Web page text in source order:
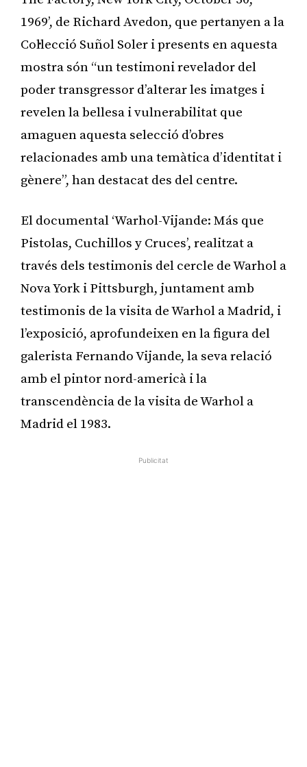
1969’, de Richard Avedon, que pertanyen a la
Col·lecció Suñol Soler i presents en aquesta
mostra són “un testimoni revelador del
poder transgressor d’alterar les imatges i
revelen la bellesa i vulnerabilitat que
amaguen aquesta selecció d’obres
relacionades amb una temàtica d’identitat i
gènere”, han destacat des del centre.
El documental ‘Warhol-Vijande: Más que
Pistolas, Cuchillos y Cruces’, realitzat a
través dels testimonis del cercle de Warhol a
Nova York i Pittsburgh, juntament amb
testimonis de la visita de Warhol a Madrid, i
l’exposició, aprofundeixen en la figura del
galerista Fernando Vijande, la seva relació
amb el pintor nord-americà i la
transcendència de la visita de Warhol a
Madrid el 1983.
Publicitat